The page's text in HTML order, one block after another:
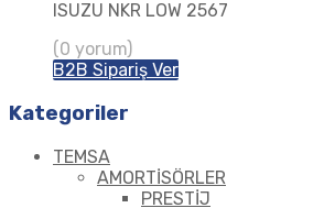
ISUZU NKR LOW 2567
(0 yorum)
B2B Sipariş Ver
Kategoriler
TEMSA
AMORTİSÖRLER
PRESTİJ